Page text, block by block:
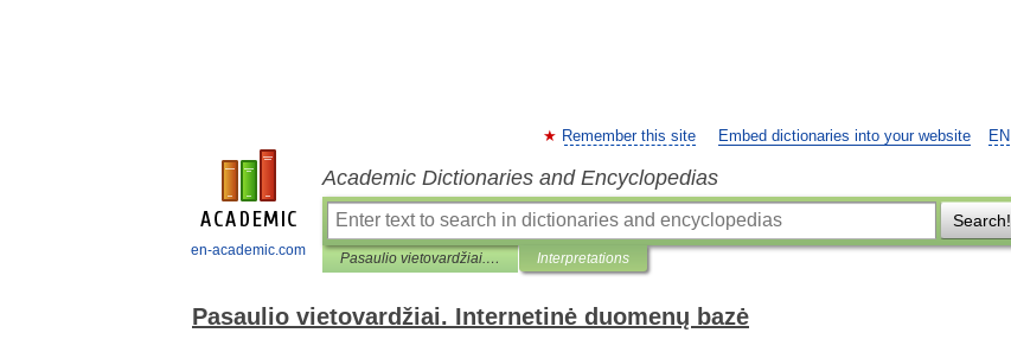
en-academic.com
EN
Remember this site Embed dictionaries into your website
Academic Dictionaries and Encyclopedias
Search!
Pasaulio vietovardžiai. Internetinė duomenų bazė Interpretations
Pasaulio vietovardžiai. Internetinė duomenų bazė